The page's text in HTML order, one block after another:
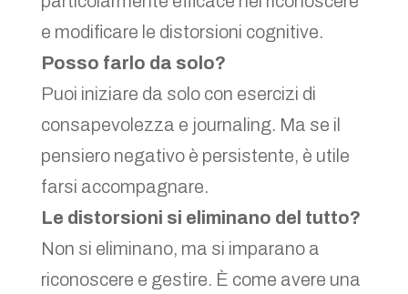
e modificare le distorsioni cognitive.
Posso farlo da solo?
Puoi iniziare da solo con esercizi di
consapevolezza e journaling. Ma se il
pensiero negativo è persistente, è utile
farsi accompagnare.
Le distorsioni si eliminano del tutto?
Non si eliminano, ma si imparano a
riconoscere e gestire. È come avere una